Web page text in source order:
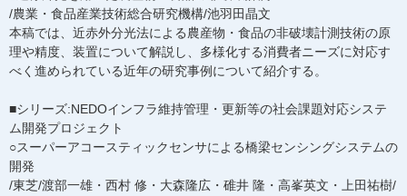
/農業・食品産業技術総合研究機構/池羽田晶文
本稿では、近赤外分光法による農産物・食品の非破壊計測技術の原
理や精度、装置について解説し、多様化する消費者ニーズに対応す
べく進められている近年の研究事例について紹介する。
■シリーズ:NEDOインフラ維持管理・更新等の社会課題対応システ
ム開発プロジェクト
○スーパーアコースティックセンサによる橋梁センシングシステムの
開発
/東芝/渡部一雄・西村 修・大森隆広・碓井 隆・高峯英文・上田祐樹/